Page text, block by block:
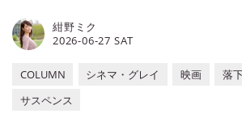
2026-06-27 SAT
紺野ミク
COLUMN シネマ・グレイ 映画
落
サスペンス